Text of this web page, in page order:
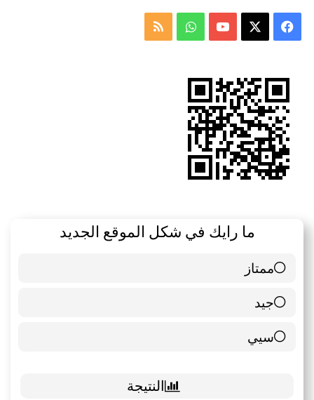
فيسبوك ‫YouTubeواتسابملخص
ما رايك في شكل الموقع الجديد
ممتاز
6 ( 85.71 % )
جيد
0 ( 0 % )
سيي
1 ( 14.29 % )